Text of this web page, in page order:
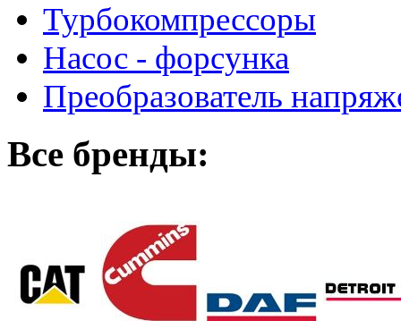
Турбокомпрессоры
Насос - форсунка
Преобразователь
Все бренды: